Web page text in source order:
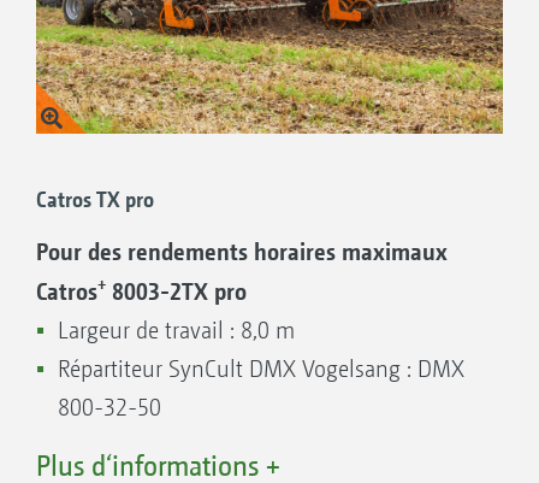
Protection renforcée contre la corrosion par
peinture de revêtement en poudre
Sorties : 24
Catros+7003-2 pro
Répartiteur SynCult DMX Vogelsang : DMX
800-32-50
Sorties : 28
Catros TX pro
Pour des rendements horaires maximaux
Catros+ 8003-2TX pro
Largeur de travail : 8,0 m
Répartiteur SynCult DMX Vogelsang : DMX
800-32-50
Sorties : 32
Plus d‘informations +